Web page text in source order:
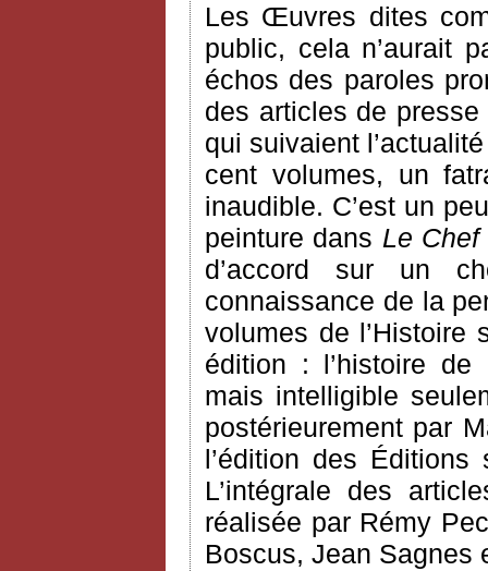
Les Œuvres dites
public, cela n’aurait
échos des paroles
des articles de
qui suivaient
cent volumes, un
inaudible. C’est un
peinture dans Le
d’accord sur un
connaissance de la
volumes de l’Histoire
édition : l’histoire
mais intelligible
postérieurement par
l’édition des
L’intégrale des
réalisée par Rémy
Boscus, Jean Sagnes